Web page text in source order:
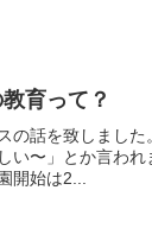
育って？
の話を致しまし
い〜」とか言わ
開始は2...